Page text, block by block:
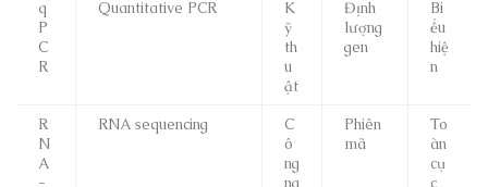
q
P
C
R
Quantitative PCR
K
ỹ
th
u
ật
Định
lượng
gen
Bi
ểu
hiệ
n
R
N
A
-
RNA sequencing
C
ô
ng
ng
Phiên
mã
To
àn
cụ
c